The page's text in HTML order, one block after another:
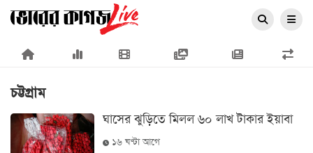
×
চট্টগ্রাম
ঘাসের ঝুড়িতে মিলল ৬০ লাখ টাকার ইয়াবা
১৬ ঘণ্টা আগে